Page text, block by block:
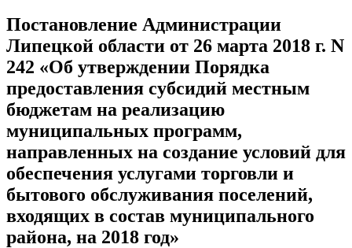
Постановление Администрации
Липецкой области от 26 марта 2018 г. N
242 «Об утверждении Порядка
предоставления субсидий местным
бюджетам на реализацию
муниципальных программ,
направленных на создание условий для
обеспечения услугами торговли и
бытового обслуживания поселений,
входящих в состав муниципального
района, на 2018 год»